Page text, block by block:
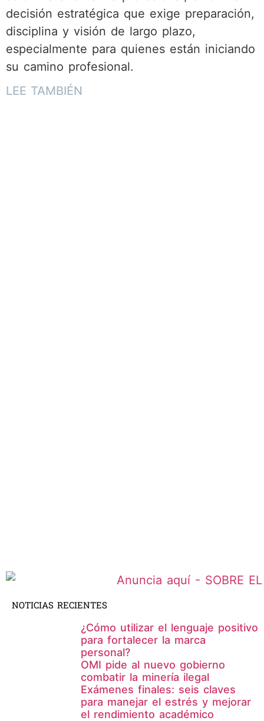
decisión estratégica que exige preparación,
disciplina y visión de largo plazo,
especialmente para quienes están iniciando
su camino profesional.
LEE TAMBIÉN
NOTICIAS RECIENTES
¿Cómo utilizar el lenguaje positivo
para fortalecer la marca
personal?
OMI pide al nuevo gobierno
combatir la minería ilegal
Exámenes finales: seis claves
para manejar el estrés y mejorar
el rendimiento académico